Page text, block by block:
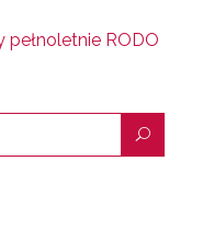
pełnoletnie RODO
U